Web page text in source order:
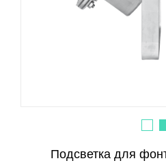
Подсветка для